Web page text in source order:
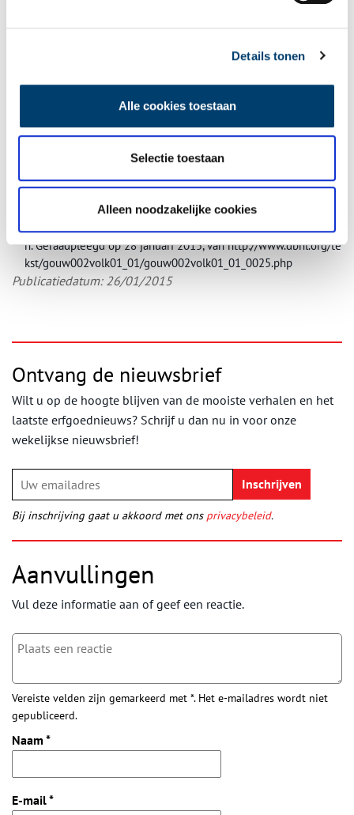
Details tonen
Alle cookies toestaan
Selectie toestaan
Alleen noodzakelijke cookies
ederland. Utrecht: Het Spectrum.
KNAW/Meertens Instituut. (z.d.). Luilak. Geraadpleegd op 28 jan
uari 2015, van http://www.meertens.knaw.nl/meertensnet/wdb.
php?sel=79973
Schrijnen, Jos. (1977) Nederlandse Volkskunde. Arnhem: Gysbers
& Van Loon. Geraadpleegd op 28 januari 2015, van http://www.
dbnl.org/tekst/schr018nede01_01/schr018nede01_01_0005.ph
Ter Gouw, Jan. (1871) De volksvermaken. Haarlem: Erven F. Boh
n. Geraadpleegd op 28 januari 2015, van http://www.dbnl.org/te
kst/gouw002volk01_01/gouw002volk01_01_0025.php
Publicatiedatum: 26/01/2015
Ontvang de nieuwsbrief
Wilt u op de hoogte blijven van de mooiste verhalen en het
laatste erfgoednieuws? Schrijf u dan nu in voor onze
wekelijkse nieuwsbrief!
Bij inschrijving gaat u akkoord met ons privacybeleid.
Aanvullingen
Vul deze informatie aan of geef een reactie.
Vereiste velden zijn gemarkeerd met *. Het e-mailadres wordt niet
gepubliceerd.
Naam *
E-mail*